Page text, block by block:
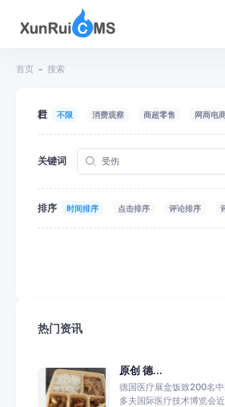
首页 搜索
栏目 不限 消费观察 商超零售 网商电
关键词
排序 时间排序 点击排序 评论排序
热门资讯
原创 德...
德国医疗展盒饭致200名
多夫国际医疗技术博览会